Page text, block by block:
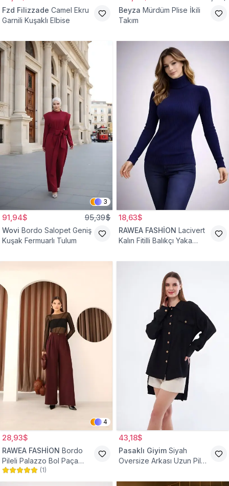
Fzd Filizzade Camel Ekru
Garnili Kuşaklı Elbise
Beyza Mürdüm Plise İkili
Takım
3
91,94$ 95,39$
Wovi Bordo Salopet Geniş
Kuşak Fermuarlı Tulum
18,63$
RAWEA FASHİON Lacivert
Kalın Fitilli Balıkçı Yaka
4
28,93$
RAWEA FASHİON Bordo
Pileli Palazzo Bol Paça
Yüksek Bel Tesettür
Pantolon
(1)
43,18$
Pasaklı Giyim Siyah
Oversize Arkası Uzun Pileli